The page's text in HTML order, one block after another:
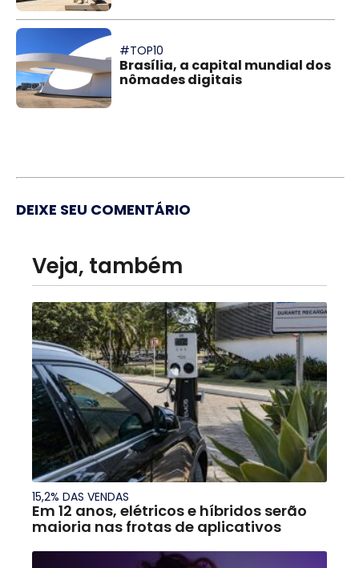
#TOP10
Brasília, a capital mundial dos
nômades digitais
DEIXE SEU COMENTÁRIO
Veja, também
15,2% DAS VENDAS
Em 12 anos, elétricos e híbridos serão
maioria nas frotas de aplicativos